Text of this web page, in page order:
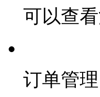
可以查
订单管理